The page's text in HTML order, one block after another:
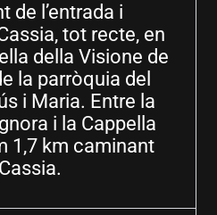
de l’entrada i
tot recte, en
della Visione de
la parròquia del
i Maria. Entre la
i la Cappella
1,7 km caminant